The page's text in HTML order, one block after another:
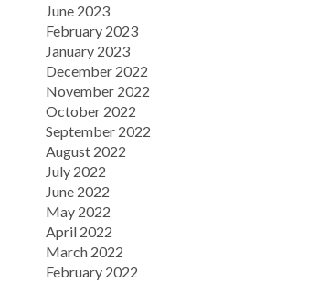
June 2023
February 2023
January 2023
December 2022
November 2022
October 2022
September 2022
August 2022
July 2022
June 2022
May 2022
April 2022
March 2022
February 2022